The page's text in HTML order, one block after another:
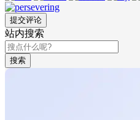
站内搜索
搜索